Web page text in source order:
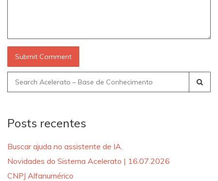
Search
for:
Posts recentes
Buscar ajuda no assistente de IA.
Novidades do Sistema Acelerato | 16.07.2026
CNPJ Alfanumérico